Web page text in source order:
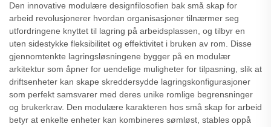
Den innovative modulære designfilosofien bak små skap for
arbeid revolusjonerer hvordan organisasjoner tilnærmer seg
utfordringene knyttet til lagring på arbeidsplassen, og tilbyr en
uten sidestykke fleksibilitet og effektivitet i bruken av rom. Disse
gjennomtenkte lagringsløsningene bygger på en modulær
arkitektur som åpner for uendelige muligheter for tilpasning, slik at
driftsenheter kan skape skreddersydde lagringskonfigurasjoner
som perfekt samsvarer med deres unike romlige begrensninger
og brukerkrav. Den modulære karakteren hos små skap for arbeid
betyr at enkelte enheter kan kombineres sømløst, stables oppå